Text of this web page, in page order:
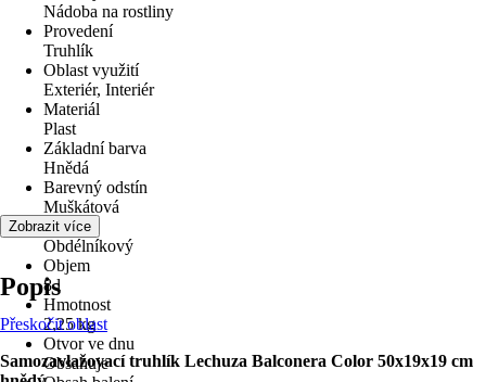
Nádoba na rostliny
Provedení
Truhlík
Oblast využití
Exteriér, Interiér
Materiál
Plast
Základní barva
Hnědá
Barevný odstín
Muškátová
Tvar
Obdélníkový
Objem
8 l
Hmotnost
2,25 kg
Otvor ve dnu
Obsahuje
Zobrazit více
Popis
Přeskočit oblast
Samozavlažovací truhlík Lechuza Balconera Color 50x19x19 cm